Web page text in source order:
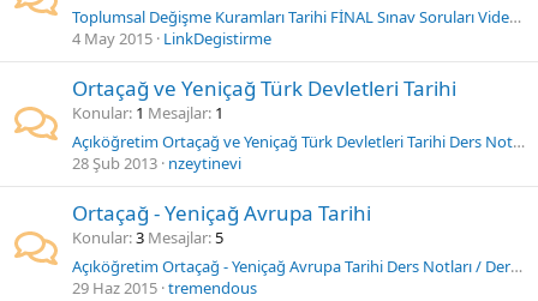
Toplumsal Değişme Kuramları Tarihi FİNAL Sınav Soruları Videosu
4 May 2015 LinkDegistirme
Ortaçağ ve Yeniçağ Türk Devletleri Tarihi
Konular 1 Mesajlar 1
Açıköğretim Ortaçağ ve Yeniçağ Türk Devletleri Tarihi Ders Notları / Ders Kitabı
28 Şub 2013 nzeytinevi
Ortaçağ - Yeniçağ Avrupa Tarihi
Konular 3 Mesajlar 5
Açıköğretim Ortaçağ - Yeniçağ Avrupa Tarihi Ders Notları / Ders Kitabı
29 Haz 2015 tremendous